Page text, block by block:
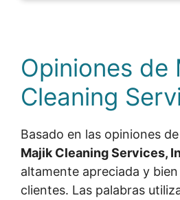
Opiniones de
Cleaning
Basado en las opiniones
Majik Cleaning Services,
altamente apreciada y
clientes. Las palabras